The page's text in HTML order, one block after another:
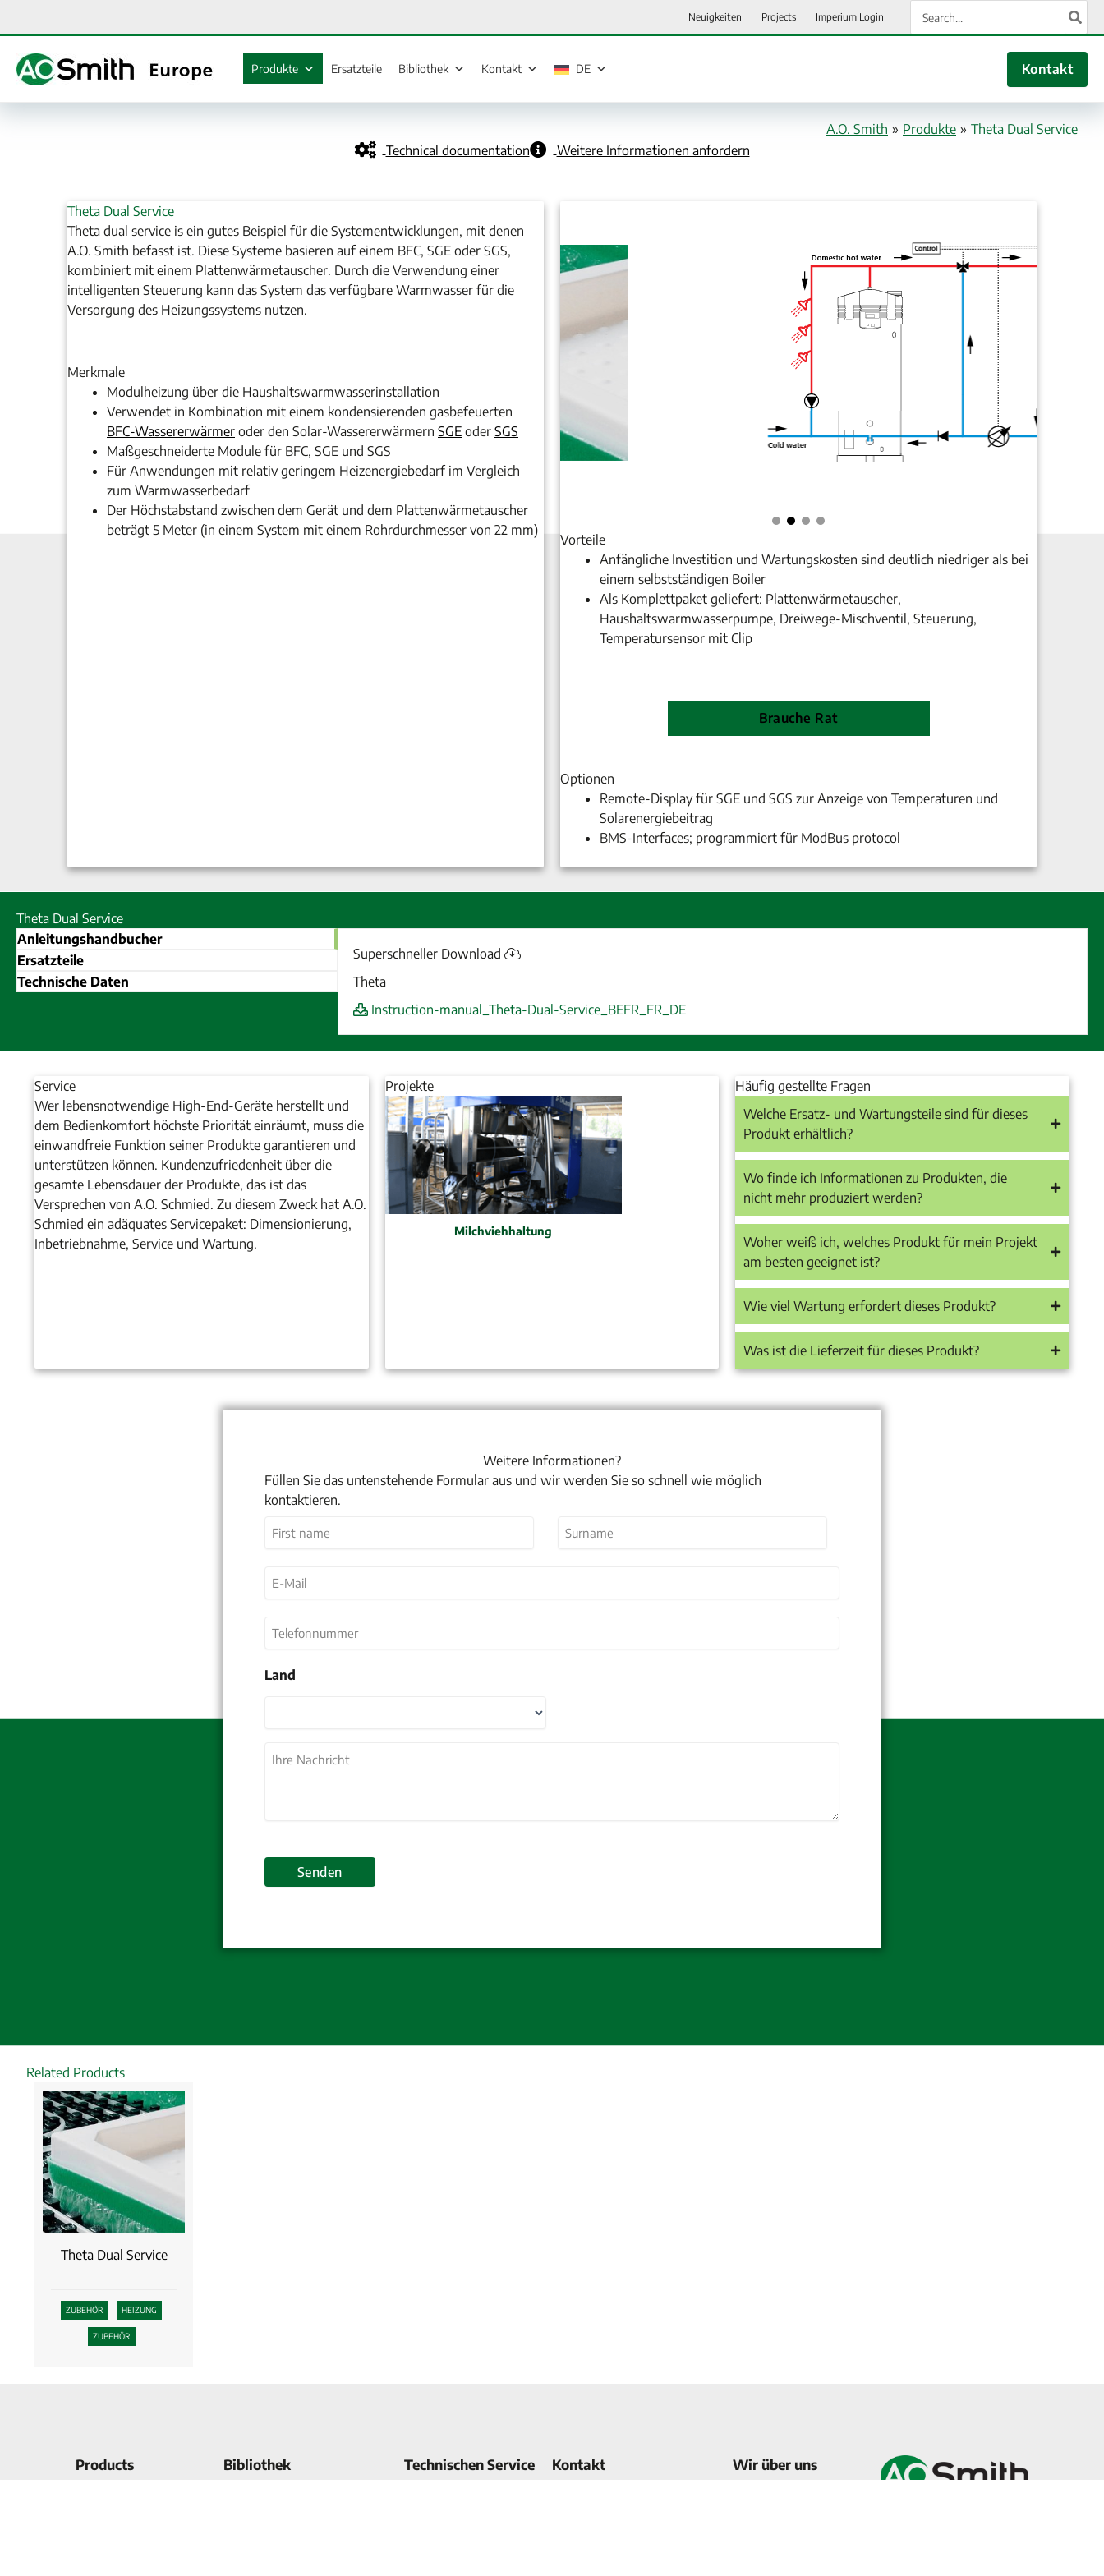
Neuigkeiten Projects Imperium Login
for:
Produkte Ersatzteile Bibliothek Kontakt DE Kontakt
A.O. Smith » Produkte » Theta Dual Service
Technical documentation
Weitere Informationen anfordern
Theta Dual Service
Theta dual service is ein gutes Beispiel für die Systementwicklungen, mit denen
A.O. Smith befasst ist. Diese Systeme basieren auf einem BFC, SGE oder SGS,
kombiniert mit einem Plattenwärmetauscher. Durch die Verwendung einer
intelligenten Steuerung kann das System das verfügbare Warmwasser für die
Versorgung des Heizungssystems nutzen.
Merkmale
Modulheizung über die Haushaltswarmwasserinstallation
Verwendet in Kombination mit einem kondensierenden gasbefeuerten
BFC-Wassererwärmer oder den Solar-Wassererwärmern SGE oder SGS
Maßgeschneiderte Module für BFC, SGE und SGS
Für Anwendungen mit relativ geringem Heizenergiebedarf im Vergleich
zum Warmwasserbedarf
Der Höchstabstand zwischen dem Gerät und dem Plattenwärmetauscher
beträgt 5 Meter (in einem System mit einem Rohrdurchmesser von 22 mm)
Vorteile
Anfängliche Investition und Wartungskosten sind deutlich niedriger als bei
einem selbstständigen Boiler
Als Komplettpaket geliefert: Plattenwärmetauscher,
Haushaltswarmwasserpumpe, Dreiwege-Mischventil, Steuerung,
Temperatursensor mit Clip
Brauche Rat
Optionen
Remote-Display für SGE und SGS zur Anzeige von Temperaturen und
Solarenergiebeitrag
BMS-Interfaces; programmiert für ModBus protocol
Theta Dual Service
Anleitungshandbucher
Ersatzteile
Technische Daten
Superschneller Download
Theta
Instruction-manual_Theta-Dual-Service_BEFR_FR_DE
Service
Wer lebensnotwendige High-End-Geräte herstellt und
dem Bedienkomfort höchste Priorität einräumt, muss die
einwandfreie Funktion seiner Produkte garantieren und
unterstützen können. Kundenzufriedenheit über die
gesamte Lebensdauer der Produkte, das ist das
Versprechen von A.O. Schmied. Zu diesem Zweck hat A.O.
Schmied ein adäquates Servicepaket: Dimensionierung,
Inbetriebnahme, Service und Wartung.
Projekte
Milchviehhaltung
Häufig gestellte Fragen
Welche Ersatz- und Wartungsteile sind für dieses
Produkt erhältlich?
Wo finde ich Informationen zu Produkten, die
nicht mehr produziert werden?
Woher weiß ich, welches Produkt für mein Projekt
am besten geeignet ist?
Wie viel Wartung erfordert dieses Produkt?
Was ist die Lieferzeit für dieses Produkt?
Weitere Informationen?
Füllen Sie das untenstehende Formular aus und wir werden Sie so schnell wie möglich
kontaktieren.
(erforderlich)
Mail
Telefonnummer
Land
Nachricht
Related Products
Theta Dual Service
ZUBEHÖR HEIZUNG
ZUBEHÖR
Products Bibliothek Technischen Service Kontakt Wir über uns